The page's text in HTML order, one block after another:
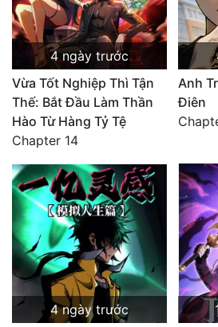
4 ngày trước
Vừa Tốt Nghiệp Thì Tận
Thế: Bắt Đầu Làm Thần
Hào Từ Hàng Tỷ Tệ
Chapter 14
Anh
Điên
4 ngày trước